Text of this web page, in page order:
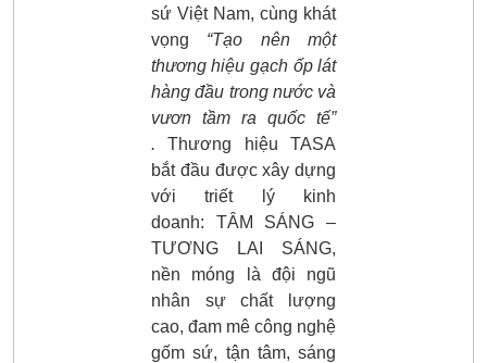
sứ Việt Nam, cùng khát
vọng “Tạo nên một
thương hiệu gạch ốp lát
hàng đầu trong nước và
vươn tầm ra quốc tế”
.Thương hiệu TASA
bắt đầu được xây dựng
với triết lý kinh
doanh: TÂM SÁNG –
TƯƠNG LAI SÁNG,
nền móng là đội ngũ
nhân sự chất lượng
cao, đam mê công nghệ
gốm sứ, tận tâm, sáng